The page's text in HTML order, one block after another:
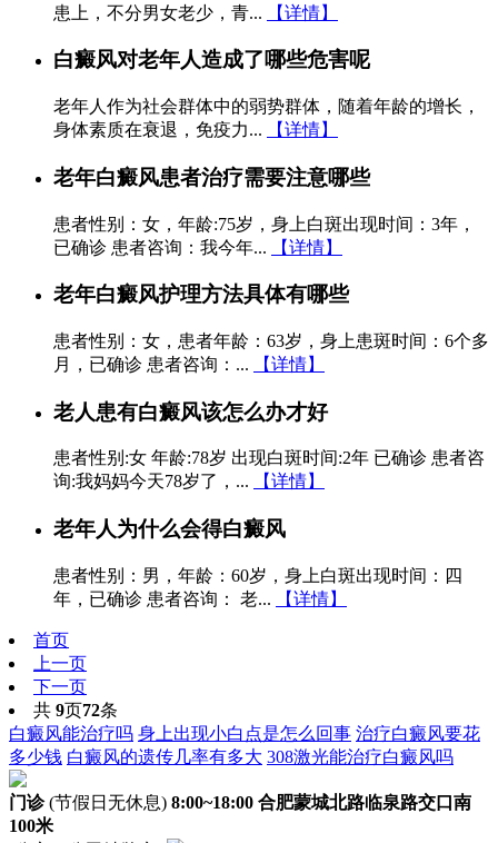
患上，不分男女老少，青...
【详情】
白癜风对老年人造成了哪些危害呢
老年人作为社会群体中的弱势群体，随着年龄的增长，
身体素质在衰退，免疫力...
【详情】
老年白癜风患者治疗需要注意哪些
患者性别：女，年龄:75岁，身上白斑出现时间：3年，
已确诊 患者咨询：我今年...
【详情】
老年白癜风护理方法具体有哪些
患者性别：女，患者年龄：63岁，身上患斑时间：6个多
月，已确诊 患者咨询：...
【详情】
老人患有白癜风该怎么办才好
患者性别:女 年龄:78岁 出现白斑时间:2年 已确诊 患者咨
询:我妈妈今天78岁了，...
【详情】
老年人为什么会得白癜风
患者性别：男，年龄：60岁，身上白斑出现时间：四
年，已确诊 患者咨询： 老...
【详情】
首页
上一页
下一页
共 9页72条
白癜风能治疗吗 身上出现小白点是怎么回事 治疗白癜风要花
多少钱 白癜风的遗传几率有多大 308激光能治疗白癜风吗
门诊(节假日无休息) 8:00~18:00 合肥蒙城北路临泉路交口南
100米